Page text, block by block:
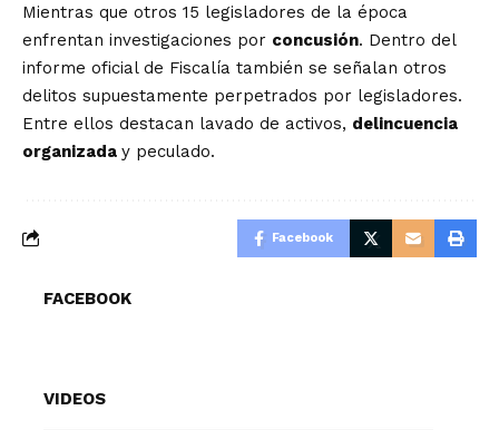
Mientras que otros 15 legisladores de la época
enfrentan investigaciones por concusión. Dentro del
informe oficial de Fiscalía también se señalan otros
delitos supuestamente perpetrados por legisladores.
Entre ellos destacan lavado de activos, delincuencia
organizada y peculado.
Facebook
FACEBOOK
VIDEOS